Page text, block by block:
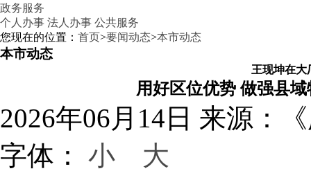
政务服务
个人办事 法人办事 公共服务
您现在的位置： 首页>要闻动态>本市动态
本市动态
王现坤在大
用好区位优势 做强县
2026年06月14日 来源：
字体： 小 大